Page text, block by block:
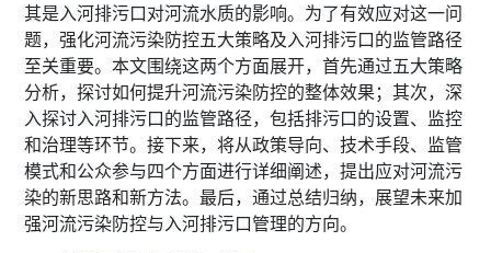
其是入河排污口对河流水质的影响。为了有效应对这一问
题，强化河流污染防控五大策略及入河排污口的监管路径
至关重要。本文围绕这两个方面展开，首先通过五大策略
分析，探讨如何提升河流污染防控的整体效果；其次，深
入探讨入河排污口的监管路径，包括排污口的设置、监控
和治理等环节。接下来，将从政策导向、技术手段、监管
模式和公众参与四个方面进行详细阐述，提出应对河流污
染的新思路和新方法。最后，通过总结归纳，展望未来加
强河流污染防控与入河排污口管理的方向。